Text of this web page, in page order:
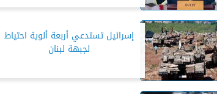
إسرائيل تستدعي أربعة ألوية احتياط
لجبهة لبنان